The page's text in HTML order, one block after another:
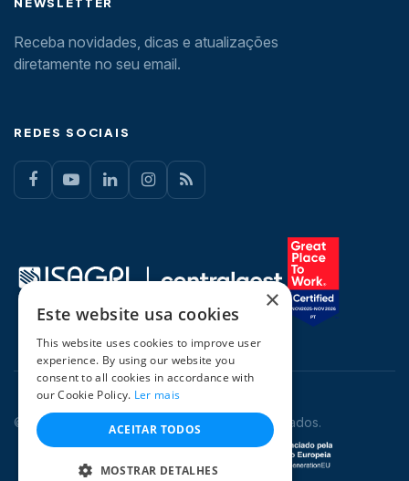
NEWSLETTER
Receba novidades, dicas e atualizações
diretamente no seu email.
REDES SOCIAIS
© 2026 CentralGest. Todos os direitos reservados.
×
Este website usa cookies
This website uses cookies to improve user
experience. By using our website you
consent to all cookies in accordance with
our Cookie Policy. Ler mais
ACEITAR TODOS
MOSTRAR DETALHES